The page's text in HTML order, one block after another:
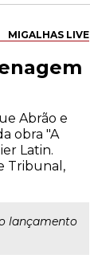
MIGALHAS LIVE
Abrão e
obra "A
Latin.
Tribunal,
lançamento